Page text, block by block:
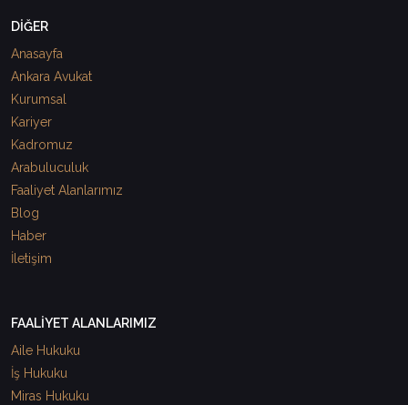
DİĞER
Anasayfa
Ankara Avukat
Kurumsal
Kariyer
Kadromuz
Arabuluculuk
Faaliyet Alanlarımız
Blog
Haber
İletişim
FAALİYET ALANLARIMIZ
Aile Hukuku
İş Hukuku
Miras Hukuku